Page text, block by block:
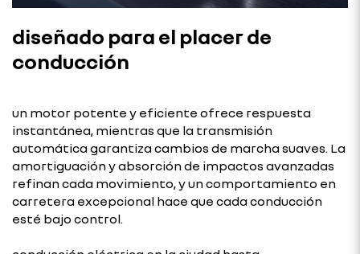
diseñado para el placer de
conducción
un motor potente y eficiente ofrece respuesta
instantánea, mientras que la transmisión
automática garantiza cambios de marcha suaves. La
amortiguación y absorción de impactos avanzadas
refinan cada movimiento, y un comportamiento en
carretera excepcional hace que cada conducción
esté bajo control.